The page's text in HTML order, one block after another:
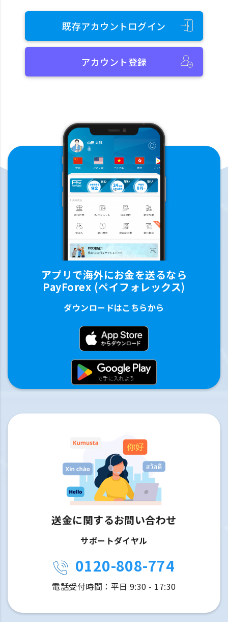
既存アカウントログイン
アカウント登録
アプリで海外にお金を送るなら
PayForex (ペイフォレックス)
ダウンロードはこちらから
送金に関するお問い合わせ
サポートダイヤル
0120-808-774
電話受付時間：平日 9:30 - 17:30